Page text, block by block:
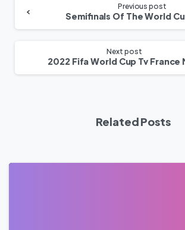
Previous post
Next post
Related Posts